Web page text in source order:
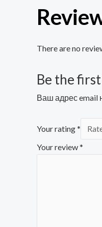
There are no
Be the
Ваш адрес email
Your rating*
Your review*